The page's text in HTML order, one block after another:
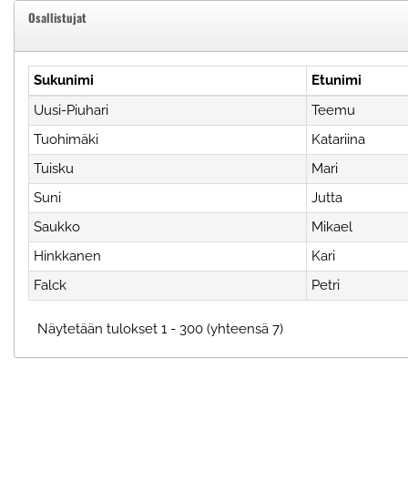
Osallistujat
Sukunimi
Etunimi
Uusi-Piuhari
Teemu
Tuohimäki
Katariina
Tuisku
Mari
Suni
Jutta
Saukko
Mikael
Hinkkanen
Kari
Falck
Petri
Näytetään tulokset 1 - 300 (yhteensä 7)